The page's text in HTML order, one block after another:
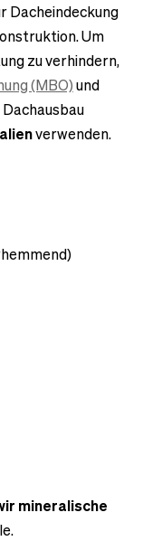
Dacheindeckung
Um
zu verhindern,
(MBO)und
verwenden.
mineralische